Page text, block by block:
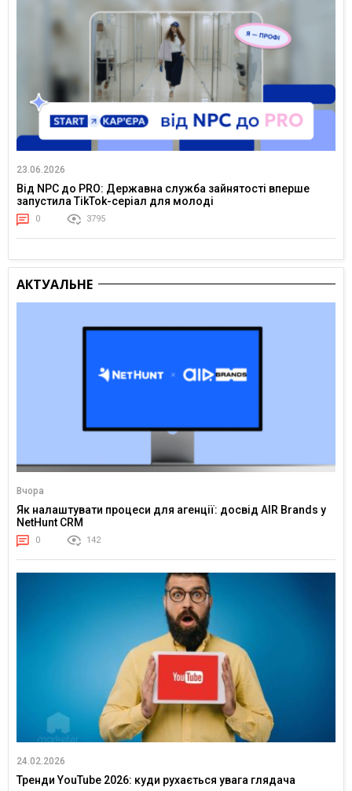
23.06.2026
Від NPC до PRO: Державна служба зайнятості вперше
запустила TikTok-серіал для молоді
0 3795
АКТУАЛЬНЕ
Вчора
Як налаштувати процеси для агенції: досвід AIR Brands у
NetHunt CRM
0 142
24.02.2026
Тренди YouTube 2026: куди рухається увага глядача